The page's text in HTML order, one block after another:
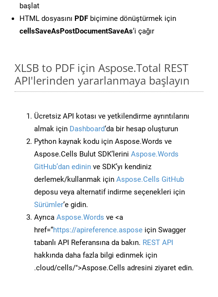
başlat
HTML dosyasını PDF biçimine dönüştürmek için
cellsSaveAsPostDocumentSaveAs‘i çağır
XLSB to PDF için Aspose.Total REST
API'lerinden yararlanmaya başlayın
Ücretsiz API kotası ve yetkilendirme ayrıntılarını
almak için Dashboard‘da bir hesap oluşturun
Python kaynak kodu için Aspose.Words ve
Aspose.Cells Bulut SDK’lerini Aspose.Words
GitHub’dan edinin ve SDK’yı kendiniz
derlemek/kullanmak için Aspose.Cells GitHub
deposu veya alternatif indirme seçenekleri için
Sürümler‘e gidin.
Ayrıca Aspose.Words ve <a
href=“https://apireference.aspose için Swagger
tabanlı API Referansına da bakın. REST API
hakkında daha fazla bilgi edinmek için
.cloud/cells/">Aspose.Cells adresini ziyaret edin.